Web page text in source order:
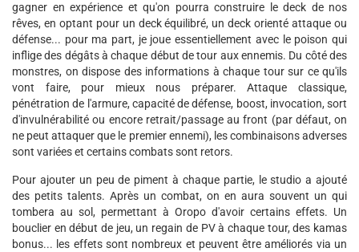
gagner en expérience et qu'on pourra construire le deck de nos
rêves, en optant pour un deck équilibré, un deck orienté attaque ou
défense... pour ma part, je joue essentiellement avec le poison qui
inflige des dégâts à chaque début de tour aux ennemis. Du côté des
monstres, on dispose des informations à chaque tour sur ce qu'ils
vont faire, pour mieux nous préparer. Attaque classique,
pénétration de l'armure, capacité de défense, boost, invocation, sort
d'invulnérabilité ou encore retrait/passage au front (par défaut, on
ne peut attaquer que le premier ennemi), les combinaisons adverses
sont variées et certains combats sont retors.
Pour ajouter un peu de piment à chaque partie, le studio a ajouté
des petits talents. Après un combat, on en aura souvent un qui
tombera au sol, permettant à Oropo d'avoir certains effets. Un
bouclier en début de jeu, un regain de PV à chaque tour, des kamas
bonus... les effets sont nombreux et peuvent être améliorés via un